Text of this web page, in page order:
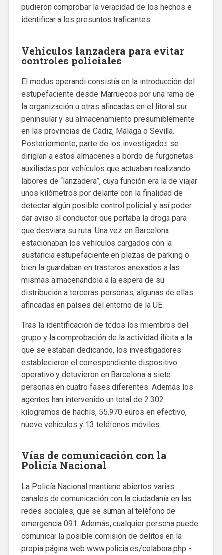
pudieron comprobar la veracidad de los hechos e
identificar a los presuntos traficantes.
Vehículos lanzadera para evitar
controles policiales
El modus operandi consistía en la introducción del
estupefaciente desde Marruecos por una rama de
la organización u otras afincadas en el litoral sur
peninsular y su almacenamiento presumiblemente
en las provincias de Cádiz, Málaga o Sevilla.
Posteriormente, parte de los investigados se
dirigían a estos almacenes a bordo de furgonetas
auxiliadas por vehículos que actuaban realizando
labores de “lanzadera”, cuya función era la de viajar
unos kilómetros por delante con la finalidad de
detectar algún posible control policial y así poder
dar aviso al conductor que portaba la droga para
que desviara su ruta. Una vez en Barcelona
estacionaban los vehículos cargados con la
sustancia estupefaciente en plazas de parking o
bien la guardaban en trasteros anexados a las
mismas almacenándola a la espera de su
distribución a terceras personas, algunas de ellas
afincadas en países del entorno de la UE.
Tras la identificación de todos los miembros del
grupo y la comprobación de la actividad ilícita a la
que se estaban dedicando, los investigadores
establecieron el correspondiente dispositivo
operativo y detuvieron en Barcelona a siete
personas en cuatro fases diferentes. Además los
agentes han intervenido un total de 2.302
kilogramos de hachís, 55.970 euros en efectivo,
nueve vehículos y 13 teléfonos móviles.
Vías de comunicación con la
Policía Nacional
La Policía Nacional mantiene abiertos varias
canales de comunicación con la ciudadanía en las
redes sociales, que se suman al teléfono de
emergencia 091. Además, cualquier persona puede
comunicar la posible comisión de delitos en la
propia página web www.policia.es/colabora.php -